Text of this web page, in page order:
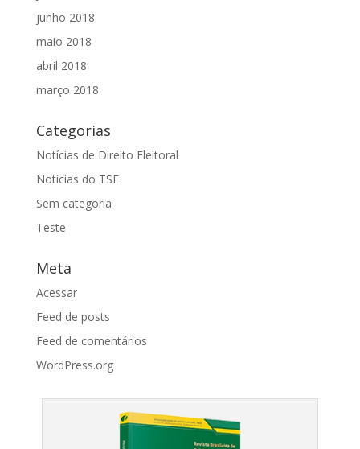
junho 2018
maio 2018
abril 2018
março 2018
Categorias
Notícias de Direito Eleitoral
Notícias do TSE
Sem categoria
Teste
Meta
Acessar
Feed de posts
Feed de comentários
WordPress.org